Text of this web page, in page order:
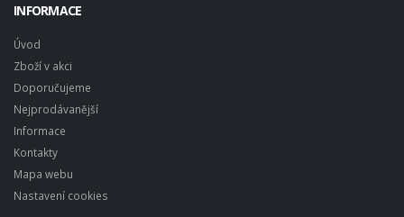
INFORMACE
Úvod
Zboží v akci
Doporučujeme
Nejprodávanější
Informace
Kontakty
Mapa webu
Nastavení cookies